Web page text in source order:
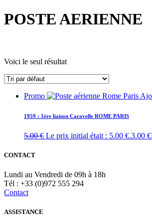
POSTE AERIENNE
Voici le seul résultat
Promo
1959 : 1ère liaison Caravelle ROME PARIS
5.00€ Le prix initial était : 5.00 €.3.00 €
CONTACT
Lundi au Vendredi de 09h à 18h
Tél : +33 (0)972 555 294
Contact
ASSISTANCE